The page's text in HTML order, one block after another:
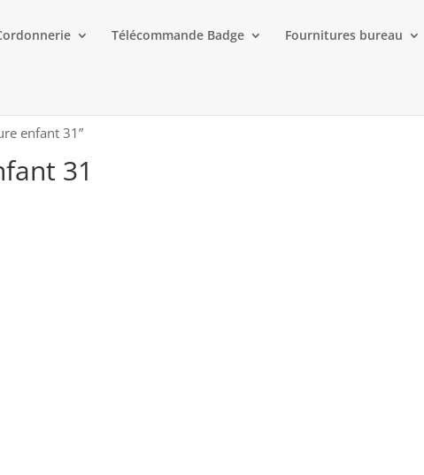
Télécommande Badge Fournitures bureau
enfant 31”
31